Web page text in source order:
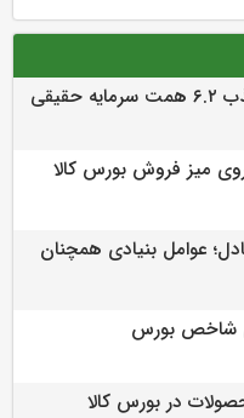
روی میز فروش بورس کالا
عوامل بنیادی همچنان